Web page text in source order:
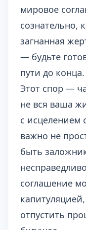
мировое
сознательно,
загнанная
— будьте
пути до конца.
Этот спор —
не вся ваша
с исцелением
важно не
быть
соглашение
отпустить